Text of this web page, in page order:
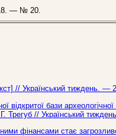
— № 20.
// Український
відкритої бази
/ Г. Трегуб // Український
фінансами стає